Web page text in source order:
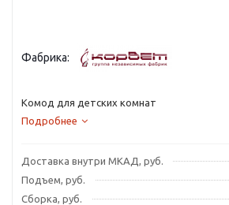
Фабрика:
Комод для детских комнат
Подробнее
Доставка внутри МКАД, руб.
Подъем, руб.
Сборка, руб.